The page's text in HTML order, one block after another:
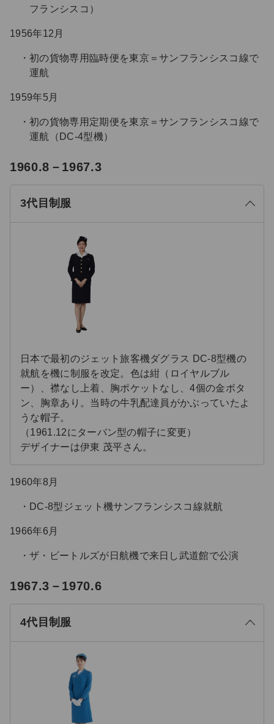
フランシスコ）
1956年12月
初の貨物専用臨時便を東京＝サンフランシスコ線で
運航
1959年5月
初の貨物専用定期便を東京＝サンフランシスコ線で
運航（DC-4型機）
1960.8－1967.3
3代目制服
日本で最初のジェット旅客機ダグラス DC-8型機の
就航を機に制服を改定。色は紺（ロイヤルブル
ー）、襟なし上着、胸ポケットなし、4個の金ボタ
ン、胸章あり。当時の牛乳配達員がかぶっていたよ
うな帽子。
（1961.12にターバン型の帽子に変更）
デザイナーは伊東 茂平さん。
1960年8月
DC-8型ジェット機サンフランシスコ線就航
1966年6月
ザ・ビートルズが日航機で来日し武道館で公演
1967.3－1970.6
4代目制服